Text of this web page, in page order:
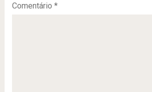
Comentário *